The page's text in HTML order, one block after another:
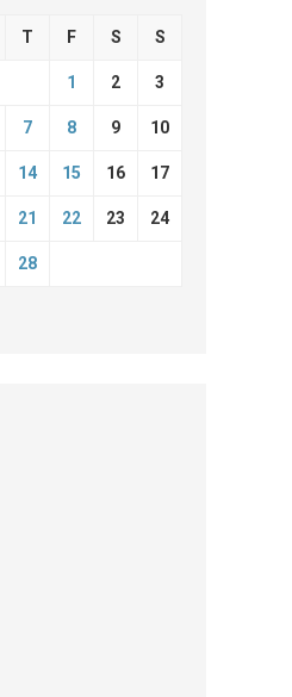
T F S S
1 2 3
7 8 9 10
14 15 16 17
21 22 23 24
28